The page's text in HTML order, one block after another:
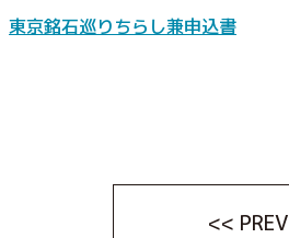
東京銘石巡りちらし兼申込書
<< PREV